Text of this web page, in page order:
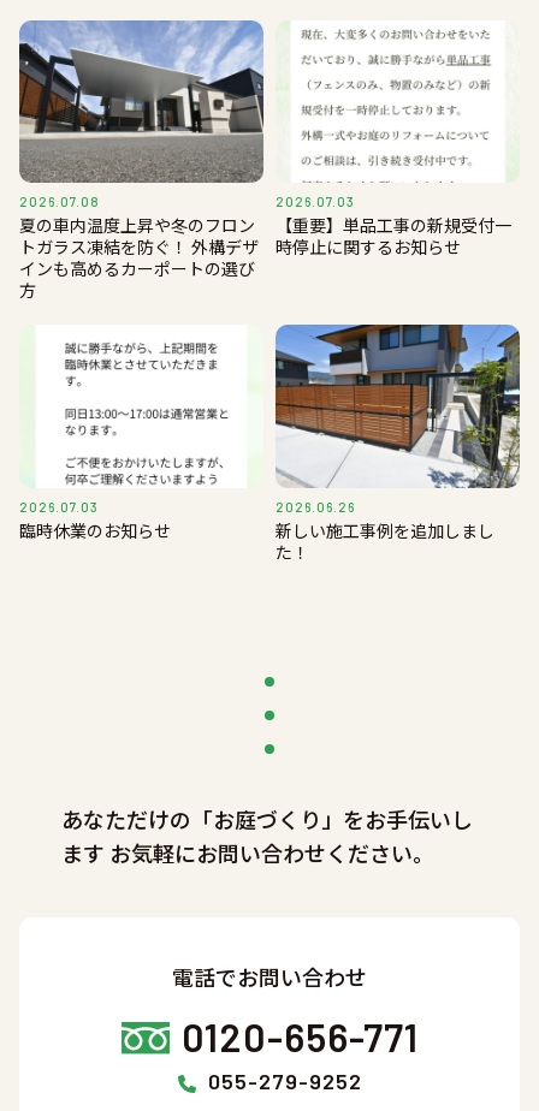
2026.07.08
夏の車内温度上昇や冬のフロン
トガラス凍結を防ぐ！ 外構デザ
インも高めるカーポートの選び
方
2026.07.03
【重要】単品工事の新規受付一
時停止に関するお知らせ
2026.07.03
臨時休業のお知らせ
2026.06.26
新しい施工事例を追加しまし
た！
あなただけの「お庭づくり」をお手伝いし
ます お気軽にお問い合わせください。
電話でお問い合わせ
0120-656-771
055-279-9252